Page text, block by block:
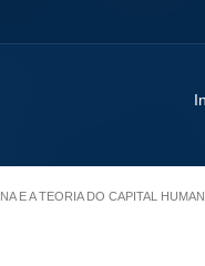
E A TEORIA DO CAPITAL